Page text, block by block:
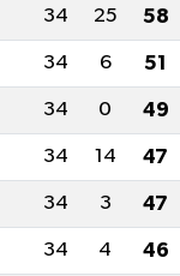
34 25 58
34 6 51
34 0 49
34 14 47
34 3 47
34 4 46